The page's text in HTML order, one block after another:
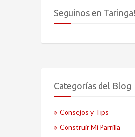
Seguinos en Taringa!
Categorías del Blog
Consejos y Tips
Construir Mi Parrilla